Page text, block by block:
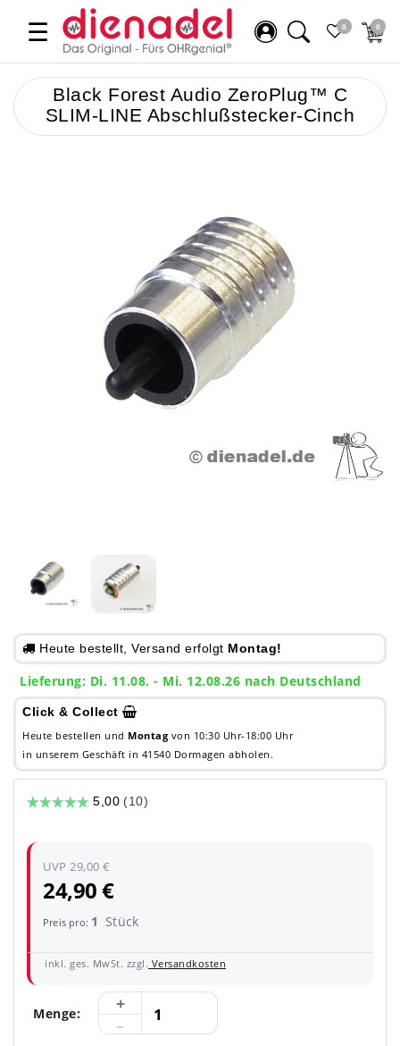
☰ 0 0
Black Forest Audio ZeroPlug™ C
SLIM-LINE Abschlußstecker-Cinch
Heute bestellt, Versand erfolgt Montag!
Lieferung: Di. 11.08. - Mi. 12.08.26 nach Deutschland
Click & Collect
Heute bestellen und Montag von 10:30 Uhr-18:00 Uhr
in unserem Geschäft in 41540 Dormagen abholen.
UVP 29,00 €
24,90 €
Preis pro: 1 Stück
inkl. ges. MwSt. zzgl. Versandkosten
Menge: